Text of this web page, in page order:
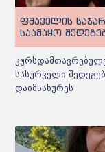
ფშაველის
საამაყო
სასურველი
დაიმსახურეს